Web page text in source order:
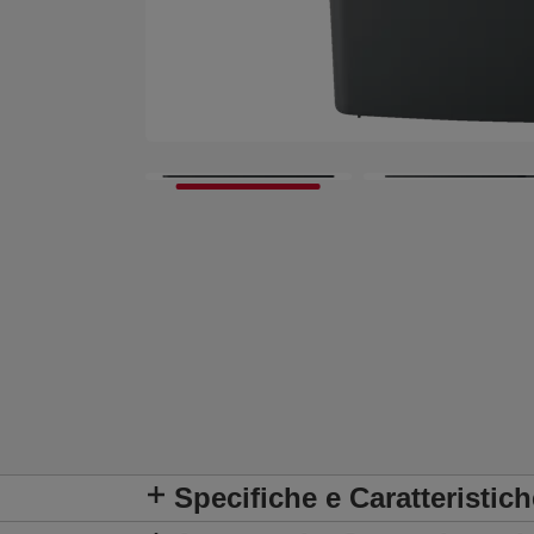
Specifiche e